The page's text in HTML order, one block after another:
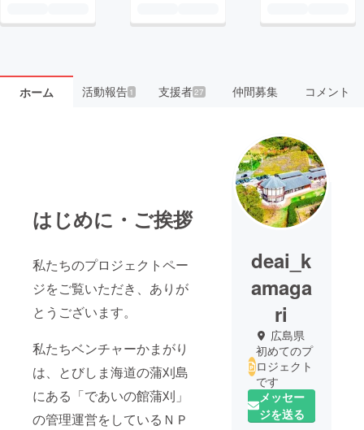
ホーム 活動報告1 支援者 27 仲間募集 コメント
はじめに・ご挨拶
私たちのプロジェクトペー
ジをご覧いただき、ありが
とうございます。
私たちベンチャーかまがり
は、とびしま海道の蒲刈島
にある「であいの館蒲刈」
の管理運営をしているＮＰ
deai_k
amaga
ri
広島県
初めてのプ
ロジェクト
です
メッセー
ジを送る